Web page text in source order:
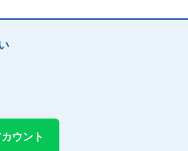
ウント